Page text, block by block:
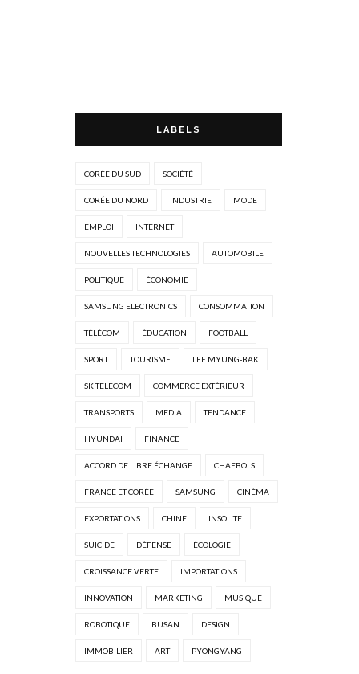
LABELS
CORÉE DU SUD SOCIÉTÉ
CORÉE DU NORD INDUSTRIE MODE
EMPLOI INTERNET
NOUVELLES TECHNOLOGIES AUTOMOBILE
POLITIQUE ÉCONOMIE
SAMSUNG ELECTRONICS CONSOMMATION
TÉLÉCOM ÉDUCATION FOOTBALL
SPORT TOURISME LEE MYUNG-BAK
SK TELECOM COMMERCE EXTÉRIEUR
TRANSPORTS MEDIA TENDANCE
HYUNDAI FINANCE
ACCORD DE LIBRE ÉCHANGE CHAEBOLS
FRANCE ET CORÉE SAMSUNG CINÉMA
EXPORTATIONS CHINE INSOLITE
SUICIDE DÉFENSE ÉCOLOGIE
CROISSANCE VERTE IMPORTATIONS
INNOVATION MARKETING MUSIQUE
ROBOTIQUE BUSAN DESIGN
IMMOBILIER ART PYONGYANG